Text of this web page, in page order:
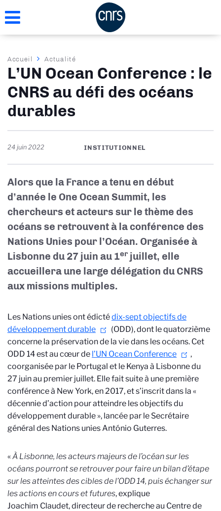
au
Fil
d'Ariane
Accueil Actualité
L’UN Ocean Conference : le
CNRS au défi des océans
durables
24 juin 2022 INSTITUTIONNEL
Alors que la France a tenu en début
d’année le One Ocean Summit, les
chercheurs et acteurs sur le thème des
océans se retrouvent à la conférence des
Nations Unies pour l’Océan. Organisée à
Lisbonne du 27 juin au 1erjuillet, elle
accueillera une large délégation du CNRS
aux missions multiples.
Les Nations unies ont édictédix-sept objectifs de
développement durable
(ODD), dont le quatorzième
concerne la préservation de la vie dans les océans. Cet
ODD 14 est au cœur de l’UN Ocean Conference
,
coorganisée par le Portugal et le Kenya à Lisbonne du
27 juin au premier juillet. Elle fait suite à une première
conférence à New York, en 2017, et s’inscrit dans la «
décennie d’action pour atteindre les objectifs du
développement durable », lancée par le Secrétaire
général des Nations unies António Guterres.
«À Lisbonne, les acteurs majeurs de l’océan sur les
océans pourront se retrouver pour faire un bilan d’étape
sur les atteintes des cibles de l’ODD 14, puis échanger sur
les actions en cours et futures, explique
Joachim Claudet, directeur de recherche au Centre de